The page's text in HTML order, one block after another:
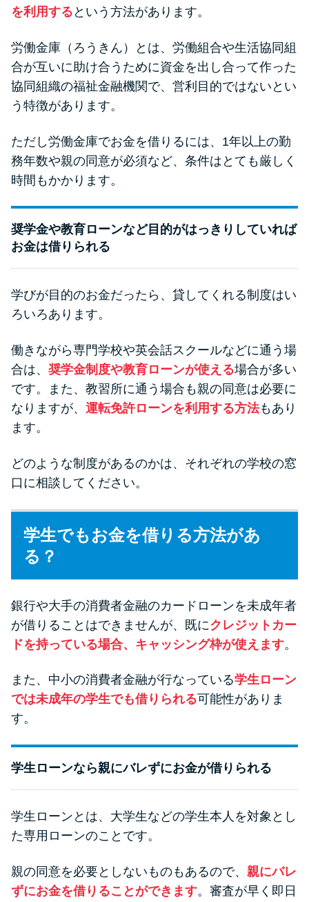
を利用する という方法があります。
労働金庫（ろうきん）とは、労働組合や生活協同組
合が互いに助け合うために資金を出し合って作った
協同組織の福祉金融機関で、営利目的ではないとい
う特徴があります。
ただし労働金庫でお金を借りるには、1年以上の勤
務年数や親の同意が必須など、条件はとても厳しく
時間もかかります。
奨学金や教育ローンなど目的がはっきりしていれば
お金は借りられる
学びが目的のお金だったら、貸してくれる制度はい
ろいろあります。
働きながら専門学校や英会話スクールなどに通う場
合は、 奨学金制度や教育ローンが使える場合が多い
です。また、教習所に通う場合も親の同意は必要に
なりますが、 運転免許ローンを利用する方法もあり
ます。
どのような制度があるのかは、それぞれの学校の窓
口に相談してください。
学生でもお金を借りる方法があ
る？
銀行や大手の消費者金融のカードローンを未成年者
が借りることはできませんが、既にクレジットカー
ドを持っている場合、キャッシング枠が使えます。
また、中小の消費者金融が行なっている学生ローン
では未成年の学生でも借りられる可能性がありま
す。
学生ローンなら親にバレずにお金が借りられる
学生ローンとは、大学生などの学生本人を対象とし
た専用ローンのことです。
親の同意を必要としないものもあるので、 親にバレ
ずにお金を借りることができます。審査が早く即日